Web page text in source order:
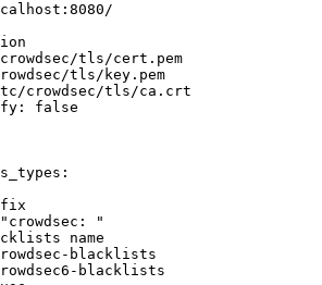
:
tls/cert.pem
tls/key.pem
crowdsec/tls/ca.crt
:
false
:
"
name
-
-